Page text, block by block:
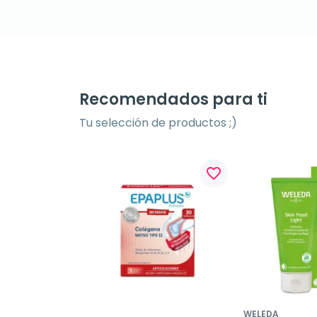
Recomendados para ti
Tu selección de productos ;)
favorite_border
WELEDA